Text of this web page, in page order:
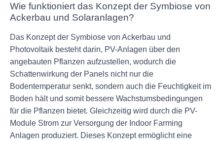
Wie funktioniert das Konzept der Symbiose von
Ackerbau und Solaranlagen?
Das Konzept der Symbiose von Ackerbau und
Photovoltaik besteht darin, PV-Anlagen über den
angebauten Pflanzen aufzustellen, wodurch die
Schattenwirkung der Panels nicht nur die
Bodentemperatur senkt, sondern auch die Feuchtigkeit im
Boden hält und somit bessere Wachstumsbedingungen
für die Pflanzen bietet. Gleichzeitig wird durch die PV-
Module Strom zur Versorgung der Indoor Farming
Anlagen produziert. Dieses Konzept ermöglicht eine